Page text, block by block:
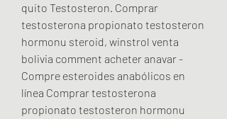
quito Testosteron. Comprar
testosterona propionato testosteron
hormonu steroid, winstrol venta
bolivia comment acheter anavar -
Compre esteroides anabólicos en
línea Comprar testosterona
propionato testosteron hormonu